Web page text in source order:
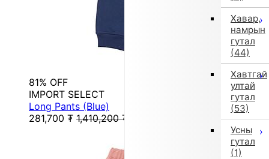
Хавар,
намрын
гутал
(44)
Хавтгай
ултай
гутал
(53)
Усны
гутал
(1)
81% OFF
IMPORT SELECT
Long Pants (Blue)
281,700 ₮ 1,410,200 ₮